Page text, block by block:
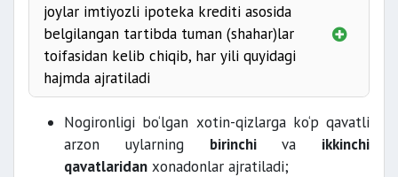
joylar imtiyozli ipoteka krediti asosida
belgilangan tartibda tuman (shahar)lar
toifasidan kelib chiqib, har yili quyidagi
hajmda ajratiladi
Nogironligi bo‘lgan xotin-qizlarga ko‘p qavatli
arzon uylarning birinchi va ikkinchi
qavatlaridan xonadonlar ajratiladi;